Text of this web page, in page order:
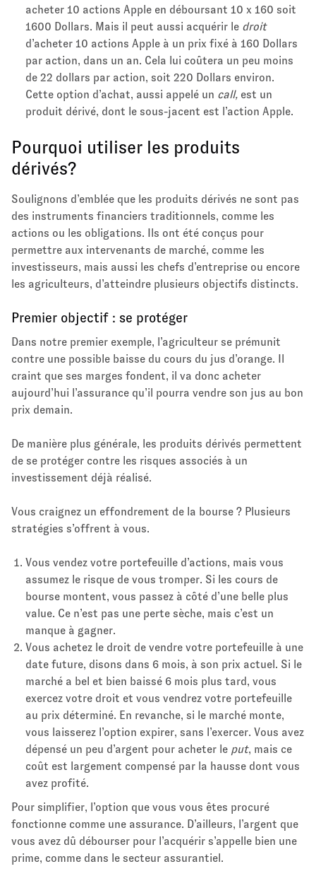
acheter 10 actions Apple en déboursant 10 x 160 soit
1600 Dollars. Mais il peut aussi acquérir le droit
d’acheter 10 actions Apple à un prix fixé à 160 Dollars
par action, dans un an. Cela lui coûtera un peu moins
de 22 dollars par action, soit 220 Dollars environ.
Cette option d’achat, aussi appelé un call, est un
produit dérivé, dont le sous-jacent est l’action Apple.
Pourquoi utiliser les produits
dérivés?
Soulignons d’emblée que les produits dérivés ne sont pas
des instruments financiers traditionnels, comme les
actions ou les obligations. Ils ont été conçus pour
permettre aux intervenants de marché, comme les
investisseurs, mais aussi les chefs d’entreprise ou encore
les agriculteurs, d’atteindre plusieurs objectifs distincts.
Premier objectif : se protéger
Dans notre premier exemple, l’agriculteur se prémunit
contre une possible baisse du cours du jus d’orange. Il
craint que ses marges fondent, il va donc acheter
aujourd’hui l’assurance qu’il pourra vendre son jus au bon
prix demain.
De manière plus générale, les produits dérivés permettent
de se protéger contre les risques associés à un
investissement déjà réalisé.
Vous craignez un effondrement de la bourse ? Plusieurs
stratégies s’offrent à vous.
Vous vendez votre portefeuille d’actions, mais vous
assumez le risque de vous tromper. Si les cours de
bourse montent, vous passez à côté d’une belle plus
value. Ce n’est pas une perte sèche, mais c’est un
manque à gagner.
Vous achetez le droit de vendre votre portefeuille à une
date future, disons dans 6 mois, à son prix actuel. Si le
marché a bel et bien baissé 6 mois plus tard, vous
exercez votre droit et vous vendrez votre portefeuille
au prix déterminé. En revanche, si le marché monte,
vous laisserez l’option expirer, sans l’exercer. Vous avez
dépensé un peu d’argent pour acheter le put, mais ce
coût est largement compensé par la hausse dont vous
avez profité.
Pour simplifier, l’option que vous vous êtes procuré
fonctionne comme une assurance. D’ailleurs, l’argent que
vous avez dû débourser pour l’acquérir s’appelle bien une
prime, comme dans le secteur assurantiel.